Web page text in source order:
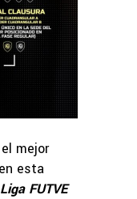
mejor
esta
FUTVE